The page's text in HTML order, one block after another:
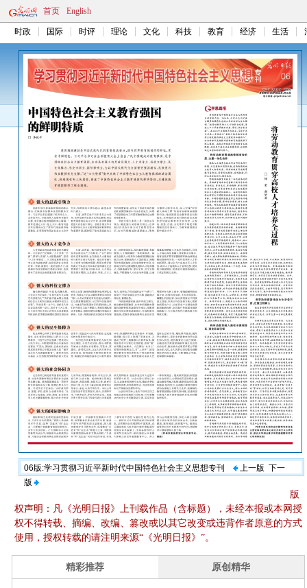
首页 English
时政 国际 时评 理论 文化 科技 教育 经济 生活
06版:学习贯彻习近平新时代中国特色社会主义思想专刊 上一版 下一
版
版
权声明：凡《光明日报》上刊载作品（含标题），未经本报或本网授
权不得转载、摘编、改编、篡改或以其它改变或违背作者原意的方式
使用，授权转载的请注明来源“《光明日报》”。